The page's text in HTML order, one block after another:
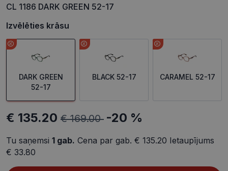
CL 1186 DARK GREEN 52-17
Izvēlēties krāsu
DARK GREEN
52-17
BLACK 52-17 CARAMEL 52-17
€ 135.20 € 169.00 -20 %
Tu saņemsi 1 gab. Cena par gab. € 135.20 Ietaupījums
€ 33.80